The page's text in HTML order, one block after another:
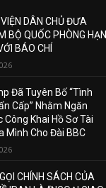
DÂN CHỦ ĐƯA
BỘ QUỐC PHÒNG HẠN
BÁO CHÍ
Đã Tuyên Bố “Tình
Cấp” Nhằm Ngăn
Công Khai Hồ Sơ Tài
Mình Cho Đài BBC
CHÍNH SÁCH CỦA